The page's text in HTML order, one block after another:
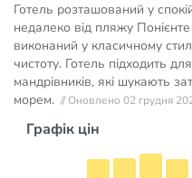
Готель розташований у
недалеко від пляжу
виконаний у класичному
чистоту. Готель підходить
мандрівників, які шукають
морем. // Оновлено 02 грудня
Графік цін